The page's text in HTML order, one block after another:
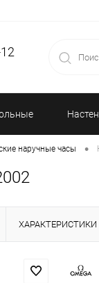
наручные часы •
ХАРАКТЕРИСТИКИ